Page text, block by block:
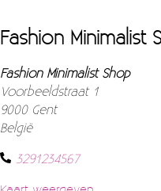
Fashion Minimalist
Fashion Minimalist Shop
Voorbeeldstraat 1
9000 Gent
België
3291234567